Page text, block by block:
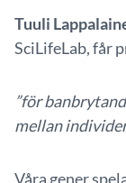
Tuuli
SciLifeLab, får
”för
mellan
Våra gener